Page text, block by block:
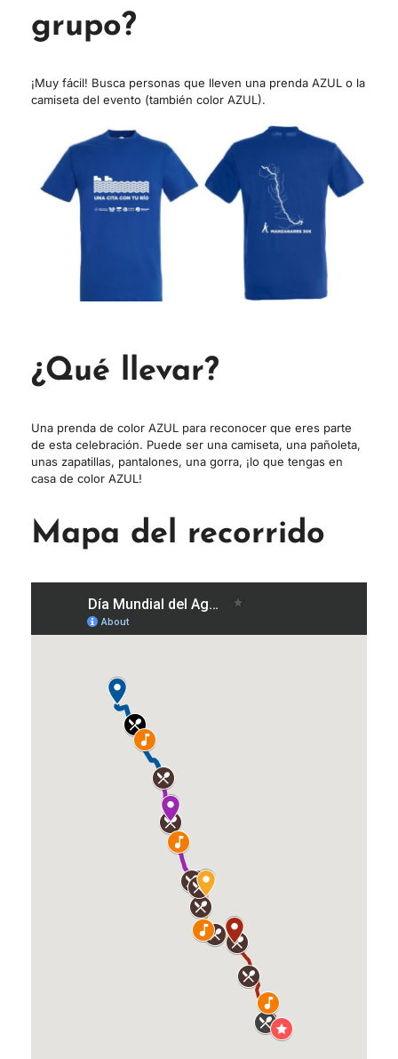
grupo?
¡Muy fácil! Busca personas que lleven una prenda AZUL o la
camiseta del evento (también color AZUL).
¿Qué llevar?
Una prenda de color AZUL para reconocer que eres parte
de esta celebración. Puede ser una camiseta, una pañoleta,
unas zapatillas, pantalones, una gorra, ¡lo que tengas en
casa de color AZUL!
Mapa del recorrido